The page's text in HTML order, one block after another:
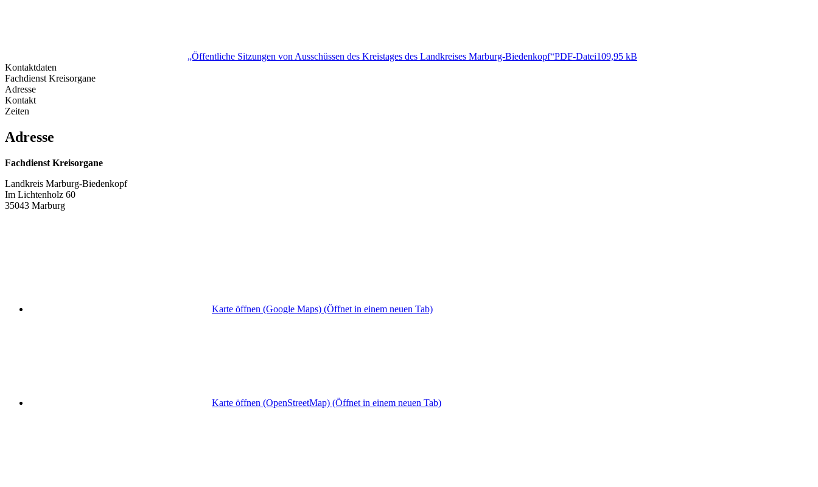
„Öffentliche Sitzungen von Ausschüssen des Kreistages des Landkreises Marburg-Biedenkopf“PDF-Datei109,95 kB
Kontaktdaten
Fachdienst Kreisorgane
Adresse
Kontakt
Zeiten
Adresse
Fachdienst Kreisorgane
Landkreis Marburg-Biedenkopf
Im Lichtenholz 60
35043 Marburg
Karte öffnen (Google Maps) (Öffnet in einem neuen Tab)
Karte öffnen (OpenStreetMap) (Öffnet in einem neuen Tab)